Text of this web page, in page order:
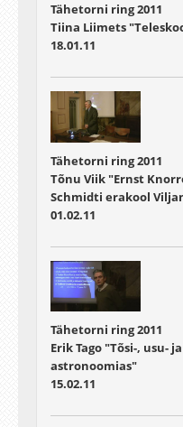
Tähetorni ring 2011
Tiina Liimets
18.01.11
Tähetorni ring 2011
Tõnu Viik "Ernst
Schmidti erakool
01.02.11
Tähetorni ring 2011
Erik Tago "Tõsi-, usu-
astronoomias"
15.02.11